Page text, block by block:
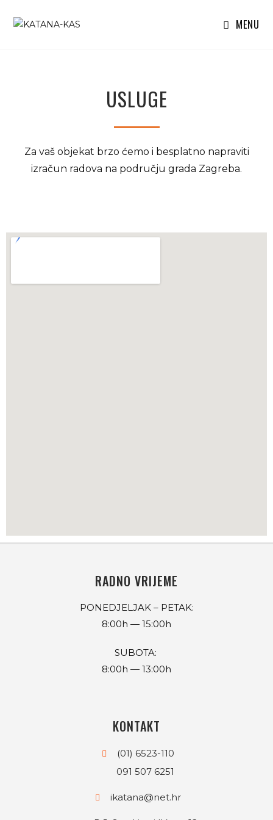
MENU
USLUGE
Za vaš objekat brzo ćemo i besplatno napraviti
izračun radova na području grada Zagreba.
RADNO VRIJEME
PONEDJELJAK – PETAK:
8:00h — 15:00h
SUBOTA:
8:00h — 13:00h
KONTAKT
(01) 6523-110
091 507 6251
ikatana@net.hr